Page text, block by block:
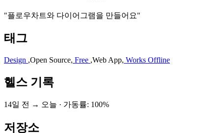
"플로우차트와 다이어그램을 만들어요"
태그
Design ,Open Source, Free ,Web App, Works Offline
헬스 기록
14일 전 → 오늘 · 가동률: 100%
저장소